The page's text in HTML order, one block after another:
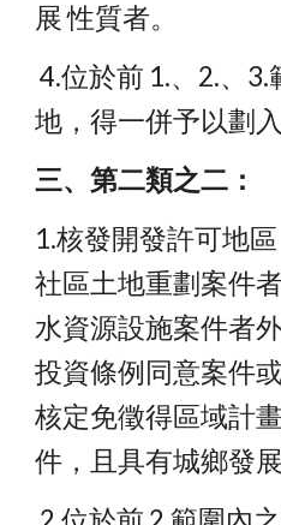
展 性質者。
4.位於前 1.、2.、3.範圍內之零星土
地，得一併予以劃入
三、第二類之二：
1.核發開發許可地
社區土地重劃案件
水資源設施案件者
投資條例同意案件
核定免徵得區域計
件，且具有城鄉發展